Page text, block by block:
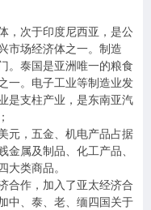
，次于印度尼西亚，是公
市场经济体之一。 制造
。泰国是亚洲唯一的粮食
一。 电子工业等制造业发
是支柱产业 ，是东南亚汽
；
元，五金、机电产品占据
金属及制品、化工产品、
大类商品。
合作，加入了亚太经济合
中、泰、老、缅四国关于